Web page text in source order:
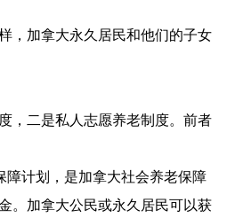
，加拿大永久居民和他们的子女
，二是私人志愿养老制度。前者
障计划，是加拿大社会养老保障
。加拿大公民或永久居民可以获